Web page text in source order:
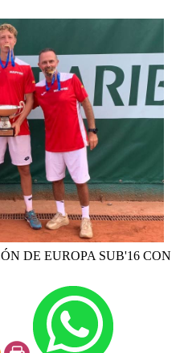
DE EUROPA SUB'16 CON